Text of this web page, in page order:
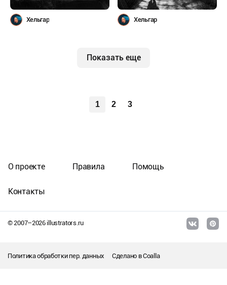
Хельгар Хельгар
Показать еще
1 2 3
© 2007–2026illustrators.ru
О проекте Правила Помощь
Контакты
Политика обработки пер. данных Сделано вCoalla